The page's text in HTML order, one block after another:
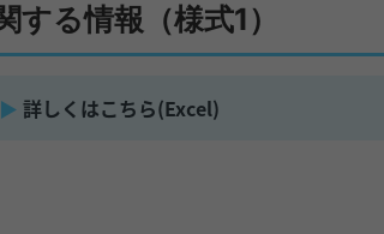
る情報（様式1）
詳しくはこちら(Excel)